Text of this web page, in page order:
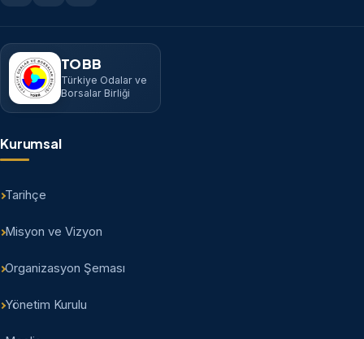
TOBB
Türkiye Odalar ve
Borsalar Birliği
Kurumsal
Tarihçe
Misyon ve Vizyon
Organizasyon Şeması
Yönetim Kurulu